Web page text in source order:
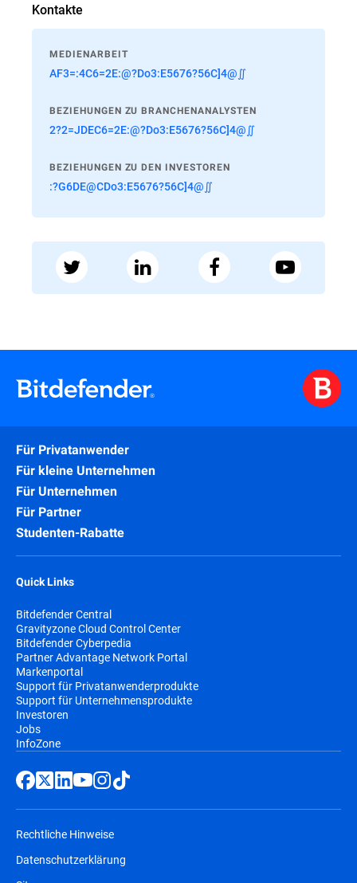
Kontakte
MEDIENARBEIT
AF3=:4C6=2E:@?Do3:E5676?56C]4@∬
BEZIEHUNGEN ZU BRANCHENANALYSTEN
2?2=JDEC6=2E:@?Do3:E5676?56C]4@∬
BEZIEHUNGEN ZU DEN INVESTOREN
:?G6DE@CDo3:E5676?56C]4@∬
Für Privatanwender
Für kleine Unternehmen
Für Unternehmen
Für Partner
Studenten-Rabatte
Quick Links
Bitdefender Central
Gravityzone Cloud Control Center
Bitdefender Cyberpedia
Partner Advantage Network Portal
Markenportal
Support für Privatanwenderprodukte
Support für Unternehmensprodukte
Investoren
Jobs
InfoZone
Rechtliche Hinweise
Datenschutzerklärung